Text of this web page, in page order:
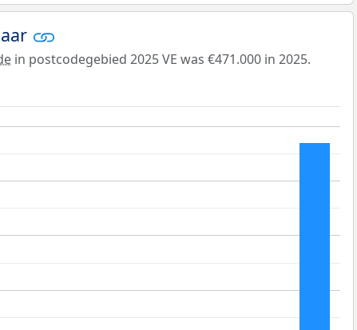
in postcodegebied 2025 VE was €471.000 in 2025.